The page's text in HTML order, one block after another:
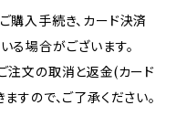
購入手続き、カード決済
る場合がございます。
注文の取消と返金(カード
すので、ご了承ください。